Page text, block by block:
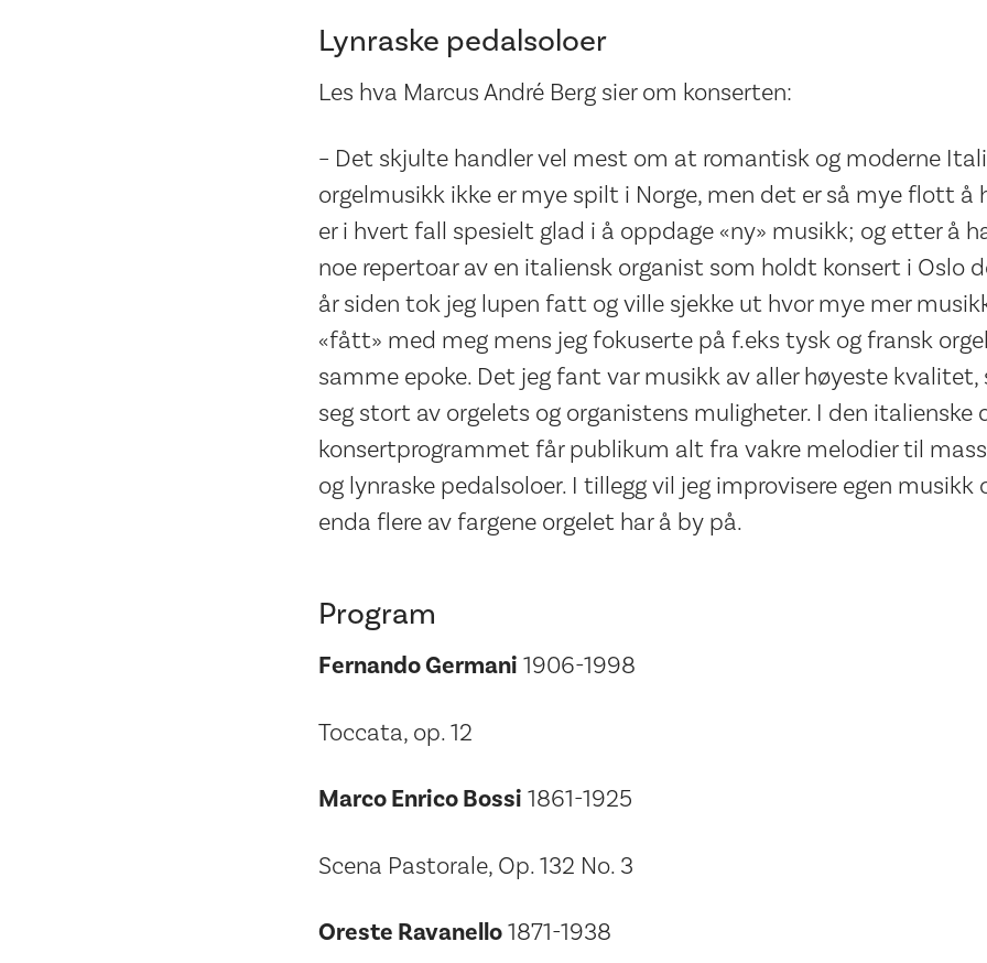
Lynraske pedalsoloer
Les hva Marcus André Berg sier om konserten:
– Det skjulte handler vel mest om at romantisk og moderne
orgelmusikk ikke er mye spilt i Norge, men det er så mye flott å
er i hvert fall spesielt glad i å oppdage «ny» musikk; og etter å
noe repertoar av en italiensk organist som holdt konsert i Oslo
år siden tok jeg lupen fatt og ville sjekke ut hvor mye mer
«fått» med meg mens jeg fokuserte på f.eks tysk og fransk
samme epoke. Det jeg fant var musikk av aller høyeste
seg stort av orgelets og organistens muligheter. I den italienske
konsertprogrammet får publikum alt fra vakre melodier til
og lynraske pedalsoloer. I tillegg vil jeg improvisere egen musikk
enda flere av fargene orgelet har å by på.
Program
Fernando Germani 1906-1998
Toccata, op. 12
Marco Enrico Bossi 1861-1925
Scena Pastorale, Op. 132 No. 3
Oreste Ravanello 1871-1938